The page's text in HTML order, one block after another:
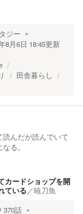
ジー
8月6日 18:45更新
田舎暮らし
んだが読んでいて
る。
カードショップを開
ている ／暁刀魚
370話